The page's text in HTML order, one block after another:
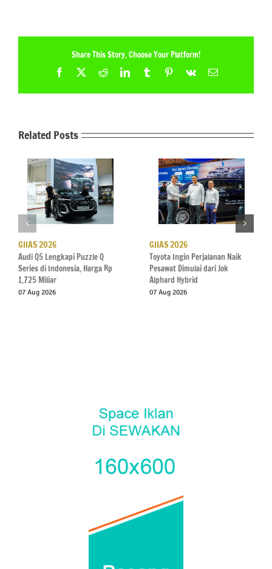
Share This Story, Choose Your Platform!
Facebook
X RedditLinkedInTumblrPinterest
Vk Email
Related Posts
GIIAS 2026
Audi Q5 Lengkapi Puzzle Q
Series di Indonesia, Harga Rp
1,725 Miliar
07 Aug 2026
GIIAS 2026
Toyota Ingin Perjalanan Naik
Pesawat Dimulai dari Jok
Alphard Hybrid
07 Aug 2026